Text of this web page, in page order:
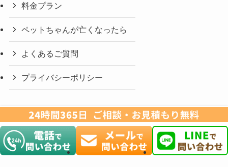
料金プラン
ペットちゃんが亡くなったら
よくあるご質問
プライバシーポリシー
© ペット火葬アイリス.